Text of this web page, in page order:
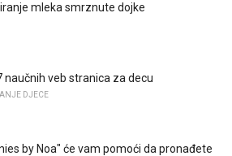
mleka smrznute dojke
naučnih veb stranica za decu
DJECE
by Noa" će vam pomoći da pronađete